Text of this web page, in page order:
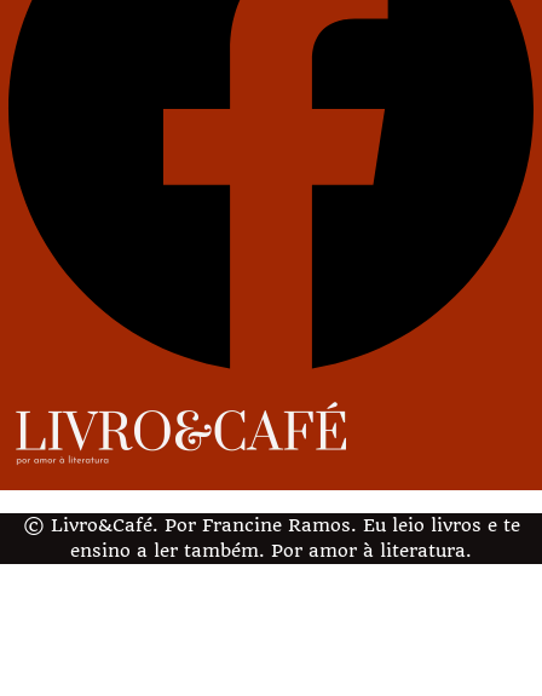
© Livro&Café. Por Francine Ramos. Eu leio livros e te
ensino a ler também. Por amor à literatura.